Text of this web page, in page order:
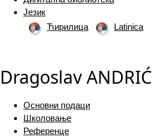
Језик
Ћирилица
Latinica
Dragoslav ANDRIĆ
Основни подаци
Школовање
Референце